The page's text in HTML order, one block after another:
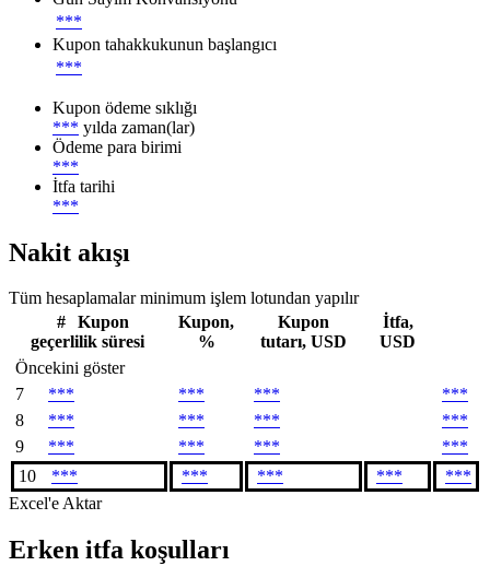
***
Kupon tahakkukunun başlangıcı
***
Kupon ödeme sıklığı
*** yılda zaman(lar)
Ödeme para birimi
***
İtfa tarihi
***
Nakit akışı
Tüm hesaplamalar minimum işlem lotundan yapılır
#
Kupon
geçerlilik süresi
Kupon,
%
Kupon
tutarı, USD
İtfa,
USD
Öncekini göster
7
*** *** ***
***
8
*** *** ***
***
9
*** *** ***
***
10
*** *** *** ***
***
Excel'e Aktar
Erken itfa koşulları